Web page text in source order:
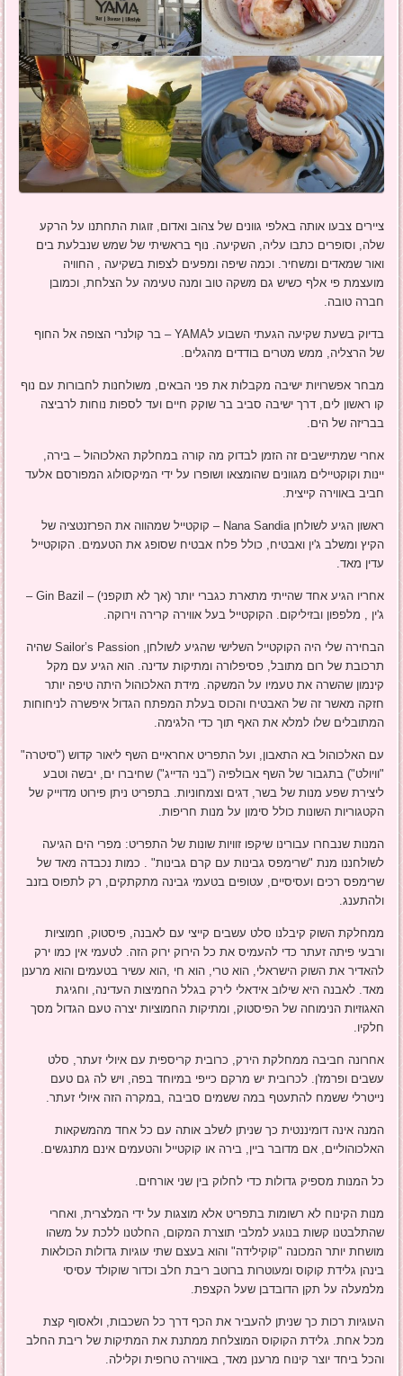
ציירים צבעו אותה באלפי גוונים של צהוב ואדום, זוגות התחתנו על הרקע
שלה, וסופרים כתבו עליה, השקיעה. נוף בראשיתי של שמש שנבלעת בים
ואור שמאדים ומשחיר. וכמה שיפה ומפעים לצפות בשקיעה , החוויה
מועצמת פי אלף כשיש גם משקה טוב ומנה טעימה על הצלחת, וכמובן
חברה טובה.
בדיוק בשעת שקיעה הגעתי השבוע לYAMA – בר קולנרי הצופה אל החוף
של הרצליה, ממש מטרים בודדים מהגלים.
מבחר אפשרויות ישיבה מקבלות את פני הבאים, משולחנות לחבורות עם נוף
קו ראשון לים, דרך ישיבה סביב בר שוקק חיים ועד לספות נוחות לרביצה
בבריזה של הים.
אחרי שמתיישבים זה הזמן לבדוק מה קורה במחלקת האלכוהול – בירה,
יינות וקוקטיילים מגוונים שהומצאו ושופרו על ידי המיקסולוג המפורסם אלעד
חביב באווירה קייצית.
ראשון הגיע לשולחן Nana Sandia – קוקטייל שמהווה את הפרזנטציה של
הקיץ ומשלב ג'ין ואבטיח, כולל פלח אבטיח שסופג את הטעמים. הקוקטייל
עדין מאד.
אחריו הגיע אחד שהייתי מתארת כגברי יותר (אך לא תוקפני) – Gin Bazil –
ג'ין , מלפפון ובזיליקום. הקוקטייל בעל אווירה קרירה וירוקה.
הבחירה שלי היה הקוקטייל השלישי שהגיע לשולחן, Sailor’s Passion שהיה
תרכובת של רום מתובל, פסיפלורה ומתיקות עדינה. הוא הגיע עם מקל
קינמון שהשרה את טעמיו על המשקה. מידת האלכוהול היתה טיפה יותר
חזקה מאשר זה של האבטיח והכוס בעלת המפתח הגדול איפשרה לניחוחות
המתובלים שלו למלא את האף תוך כדי הלגימה.
עם האלכוהול בא התאבון, ועל התפריט אחראיים השף ליאור קדוש ("סיטרה"
"וויולט") בתגבור של השף אבולפיה ("בני הדייג") שחיברו ים, יבשה וטבע
ליצירת שפע מנות של בשר, דגים וצמחוניות. בתפריט ניתן פירוט מדוייק של
הקטגוריות השונות כולל סימון על מנות חריפות.
המנות שנבחרו עבורינו שיקפו זוויות שונות של התפריט: מפרי הים הגיעה
לשולחננו מנת "שרימפס גבינות עם קרם גבינות" . כמות נכבדה מאד של
שרימפס רכים ועסיסיים, עטופים בטעמי גבינה מתקתקים, רק לתפוס בזנב
ולהתענג.
ממחלקת השוק קיבלנו סלט עשבים קייצי עם לאבנה, פיסטוק, חמוציות
ורבעי פיתה זעתר כדי להעמיס את כל הירוק ירוק הזה. לטעמי אין כמו ירק
להאדיר את השוק הישראלי, הוא טרי, הוא חי ,הוא עשיר בטעמים והוא מרענן
מאד. לאבנה היא שילוב אידאלי לירק בגלל החמיצות העדינה, וחגיגת
האגוזיות הנימוחה של הפיסטוק, ומתיקות החמוציות יצרה טעם הגדול מסך
חלקיו.
אחרונה חביבה ממחלקת הירק, כרובית קריספית עם איולי זעתר, סלט
עשבים ופרמז'ן. לכרובית יש מרקם כייפי במיוחד בפה, ויש לה גם טעם
נייטרלי ששמח להתעטף במה ששמים סביבה ,במקרה הזה איולי זעתר.
המנה אינה דומיננטית כך שניתן לשלב אותה עם כל אחד מהמשקאות
האלכוהוליים, אם מדובר ביין, בירה או קוקטייל והטעמים אינם מתנגשים.
כל המנות מספיק גדולות כדי לחלוק בין שני אורחים.
מנות הקינוח לא רשומות בתפריט אלא מוצגות על ידי המלצרית, ואחרי
שהתלבטנו קשות בנוגע למלבי תוצרת המקום, החלטנו ללכת על משהו
מושחת יותר המכונה "קוקילידה" והוא בעצם שתי עוגיות גדולות הכולאות
בינהן גלידת קוקוס ומעוטרות ברוטב ריבת חלב וכדור שוקולד עסיסי
מלמעלה על תקן הדובדבן שעל הקצפת.
העוגיות רכות כך שניתן להעביר את הכף דרך כל השכבות, ולאסוף קצת
מכל אחת. גלידת הקוקוס המוצלחת ממתנת את המתיקות של ריבת החלב
והכל ביחד יוצר קינוח מרענן מאד, באווירה טרופית וקלילה.